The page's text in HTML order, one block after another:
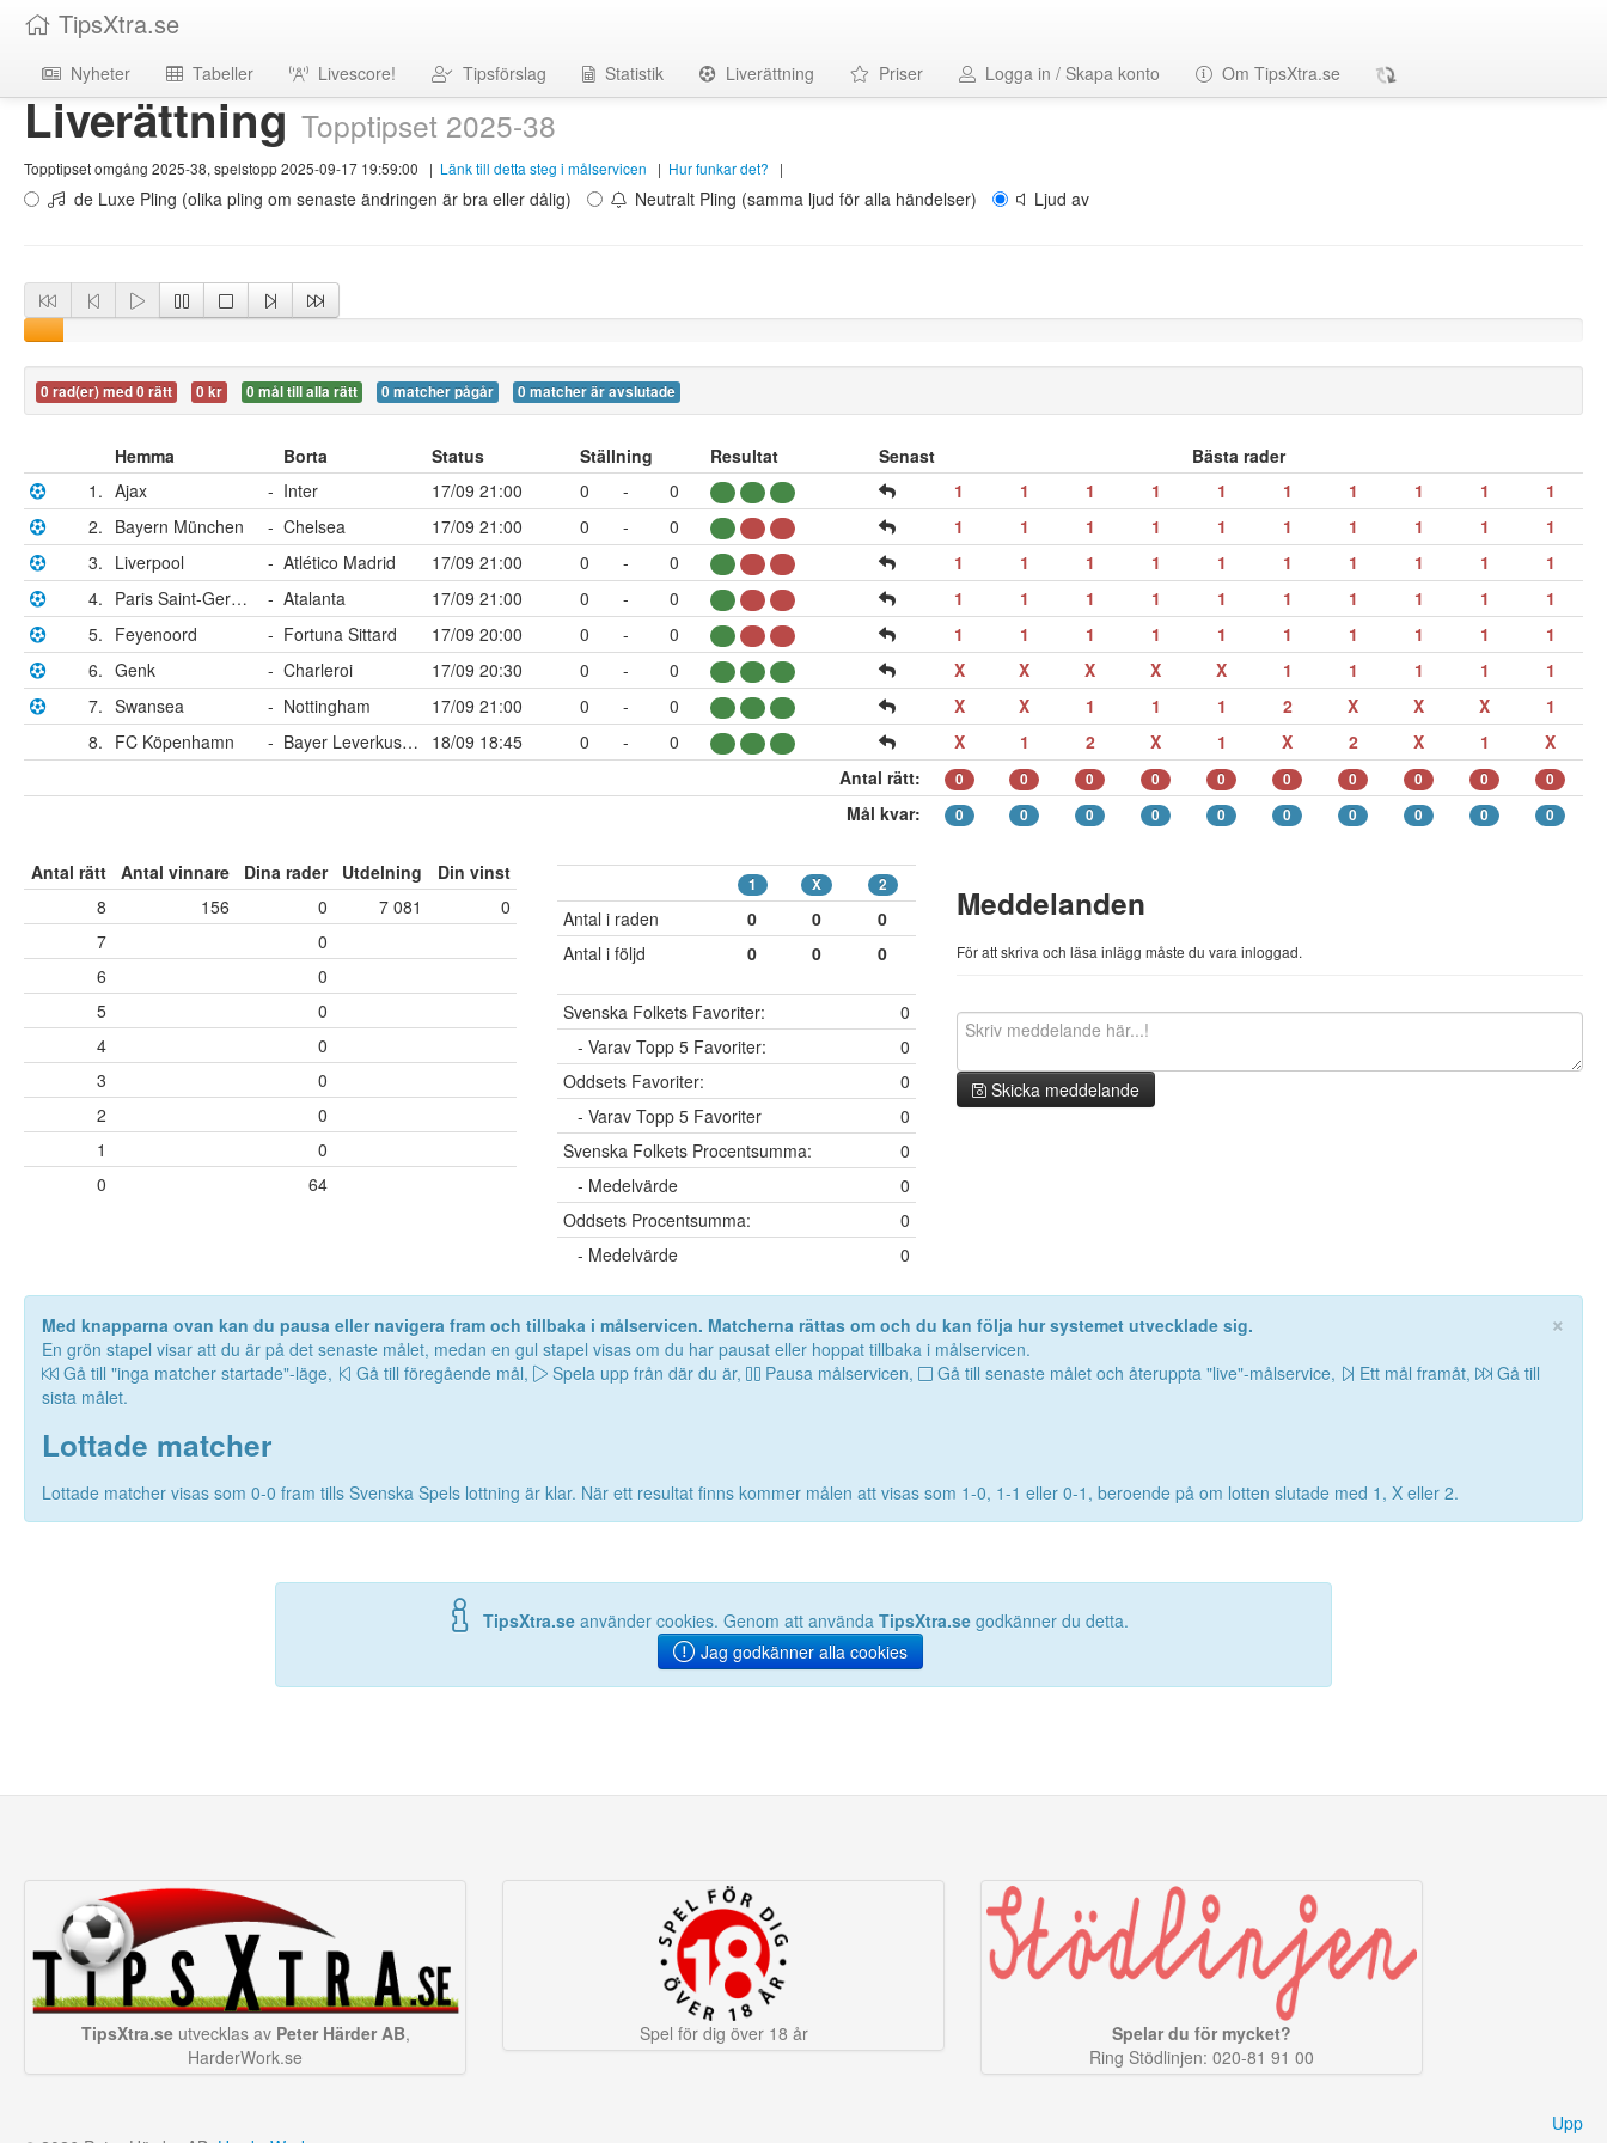
TipsXtra.se
Nyheter Tabeller Livescore! Tipsförslag Statistik Liverättning Priser Logga in / Skapa konto Om TipsXtra.se
LiverättningTopptipset 2025-38
Topptipset omgång 2025-38, spelstopp 2025-09-17 19:59:00 | Länk till detta steg i målservicen | Hur funkar det? |
de Luxe Pling (olika pling om senaste ändringen är bra eller dålig) Neutralt Pling (samma ljud för alla händelser) Ljud av
0 rad(er) med 0 rätt 0 kr 0 mål till alla rätt 0 matcher pågår 0 matcher är avslutade
Hemma Borta Status Ställning Resultat Senast
Bästa rader
1. Ajax - Inter 17/09 21:00 0 - 0 1 1 1 1 1 1 1 1 1
1
2. Bayern München - Chelsea 17/09 21:00 0 - 0 1 1 1 1 1 1 1 1 1
1
3. Liverpool - Atlético Madrid 17/09 21:00 0 - 0 1 1 1 1 1 1 1 1 1
1
4.
Paris Saint-Germain - Atalanta 17/09 21:00 0 - 0 1 1 1 1 1 1 1 1 1
1
5. Feyenoord - Fortuna Sittard 17/09 20:00 0 - 0 1 1 1 1 1 1 1 1 1
1
6. Genk - Charleroi 17/09 20:30 0 - 0 X X X X X 1 1 1 1
1
7. Swansea - Nottingham 17/09 21:00 0 - 0 X X 1 1 1 2 X X X
1
8. FC Köpenhamn - Bayer Leverkusen 18/09 18:45 0 - 0 X 1 2 X 1 X 2 X 1
X
Antal rätt:
0 0 0 0 0 0 0 0 0 0
Mål kvar: 0 0 0 0 0 0 0 0 0 0
Antal rätt Antal vinnare Dina rader Utdelning
Din vinst
8
156 0 7 081
0
7
0
6
0
5
0
4
0
3
0
2
0
1
0
0
64
1 X 2
Antal i raden 0 0
0
Antal i följd
0 0 0
Svenska Folkets Favoriter:
0
- Varav Topp 5 Favoriter:
0
Oddsets Favoriter:
0
- Varav Topp 5 Favoriter
0
Svenska Folkets Procentsumma:
0
- Medelvärde
0
Oddsets Procentsumma:
0
- Medelvärde
0
Meddelanden
För att skriva och läsa inlägg måste du vara inloggad.
Skicka meddelande
×
Med knapparna ovan kan du pausa eller navigera fram och tillbaka i målservicen. Matcherna rättas om och du kan följa hur systemet utvecklade sig.
En grön stapel visar att du är på det senaste målet, medan en gul stapel visas om du har pausat eller hoppat tillbaka i målservicen.
Gå till "inga matcher startade"-läge,
Gå till föregående mål, Spela upp från där du är, Pausa målservicen, Gå till senaste målet och återuppta "live"-målservice, Ett mål framåt,
Gå till
sista målet.
Lottade matcher
Lottade matcher visas som 0-0 fram tills Svenska Spels lottning är klar. När ett resultat finns kommer målen att visas som 1-0, 1-1 eller 0-1, beroende på om lotten slutade med 1, X eller 2.
TipsXtra.se använder cookies. Genom att användaTipsXtra.se godkänner du detta.
Jag godkänner alla cookies
TipsXtra.seutvecklas av Peter Härder AB,
HarderWork.se
Spel för dig över 18 år
Spelar du för mycket?
Ring Stödlinjen: 020-81 91 00
Upp